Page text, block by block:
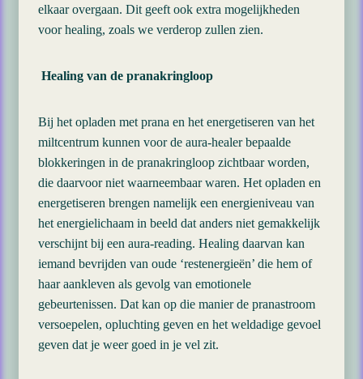
elkaar overgaan. Dit geeft ook extra mogelijkheden
voor healing, zoals we verderop zullen zien.
Healing van de pranakringloop
Bij het opladen met prana en het energetiseren van het
miltcentrum kunnen voor de aura-healer bepaalde
blokkeringen in de pranakringloop zichtbaar worden,
die daarvoor niet waarneembaar waren. Het opladen en
energetiseren brengen namelijk een energieniveau van
het energielichaam in beeld dat anders niet gemakkelijk
verschijnt bij een aura-reading. Healing daarvan kan
iemand bevrijden van oude ‘restenergieën’ die hem of
haar aankleven als gevolg van emotionele
gebeurtenissen. Dat kan op die manier de pranastroom
versoepelen, opluchting geven en het weldadige gevoel
geven dat je weer goed in je vel zit.